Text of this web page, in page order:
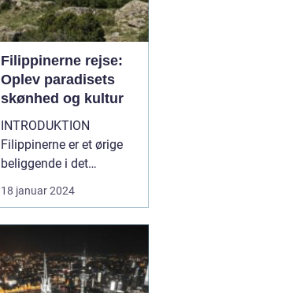
Filippinerne rejse:
Oplev paradisets
skønhed og kultur
INTRODUKTION
Filippinerne er et ørige
beliggende i det
sydøstlige Asien,
bestående af 7.641
blanding af naturlig
skønhed, kulturel
18 januar 2024